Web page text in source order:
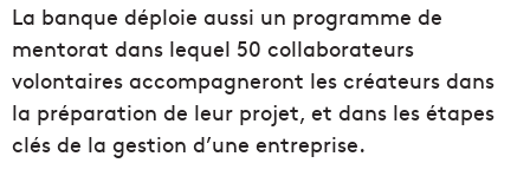
La banque déploie aussi un programme de
mentorat dans lequel 50 collaborateurs
volontaires accompagneront les créateurs dans
la préparation de leur projet, et dans les étapes
clés de la gestion d’une entreprise.